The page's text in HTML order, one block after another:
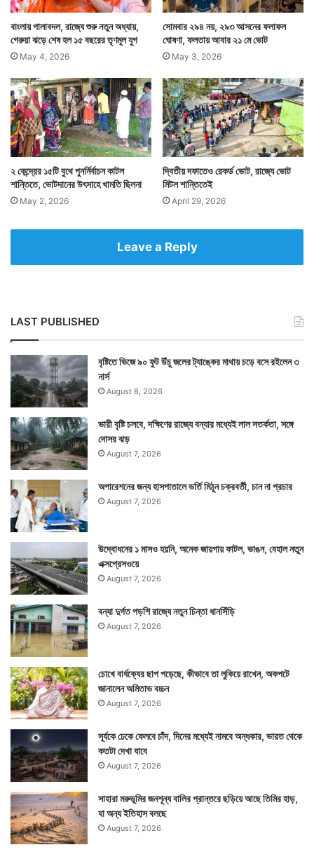
বাংলায় পালাবদল, রাজ্যে শুরু নতুন অধ্যায়,
গেরুয়া ঝড়ে শেষ হল ১৫ বছরের তৃণমূল যুগ
May 4, 2026
সোমবার ২৯৪ নয়, ২৯৩ আসনের ফলাফল
ঘোষণা, ফলতায় আবার ২১ মে ভোট
May 3, 2026
২ কেন্দ্রের ১৫টি বুথে পুনর্নির্বাচন কাটল
শান্তিতে, ভোটদানের উৎসাহে খামতি ছিলনা
May 2, 2026
দ্বিতীয় দফাতেও রেকর্ড ভোট, রাজ্যে ভোট
মিটল শান্তিতেই
April 29, 2026
Leave a Reply
LAST PUBLISHED
বৃষ্টিতে ভিজে ৯০ ফুট উঁচু জলের ট্যাঙ্কের মাথায় চড়ে বসে রইলেন ৩
নার্স
August 8, 2026
ভারী বৃষ্টি চলবে, দক্ষিণের রাজ্যে বন্যার মধ্যেই লাল সতর্কতা, সঙ্গে
দোসর ঝড়
August 7, 2026
অপারেশনের জন্য হাসপাতালে ভর্তি মিঠুন চক্রবর্তী, চান না প্রচার
August 7, 2026
উদ্বোধনের ১ মাসও হয়নি, অনেক জায়গায় ফাটল, ভাঙন, বেহাল নতুন
এক্সপ্রেসওয়ে
August 7, 2026
বন্যা দুর্গত পড়শি রাজ্যে নতুন চিন্তা ধানসিঁড়ি
August 7, 2026
চোখে বার্ধক্যের ছাপ পড়েছে, কীভাবে তা লুকিয়ে রাখেন, অকপটে
জানালেন অমিতাভ বচ্চন
August 7, 2026
সূর্যকে ঢেকে ফেলবে চাঁদ, দিনের মধ্যেই নামবে অন্ধকার, ভারত থেকে
কতটা দেখা যাবে
August 7, 2026
সাহারা মরুভূমির জনশূন্য বালির প্রান্তরে ছড়িয়ে আছে তিমির হাড়,
যা অন্য ইতিহাস বলছে
August 7, 2026